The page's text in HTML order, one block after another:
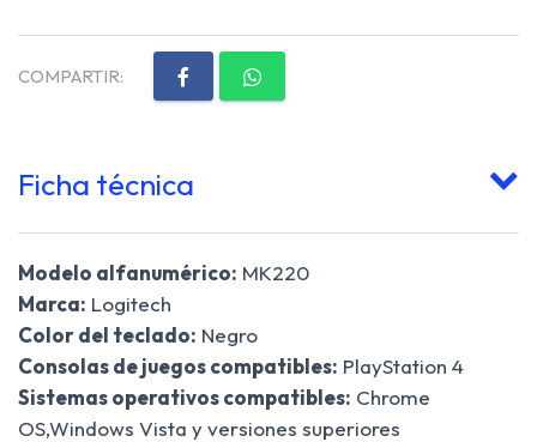
COMPARTIR:
Ficha técnica
Modelo alfanumérico: MK220
Marca: Logitech
Color del teclado: Negro
Consolas de juegos compatibles: PlayStation 4
Sistemas operativos compatibles: Chrome
OS,Windows Vista y versiones superiores